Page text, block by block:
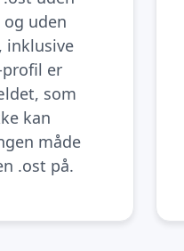
uden
inklusive
profil er
som
kan
måde
.ost på.